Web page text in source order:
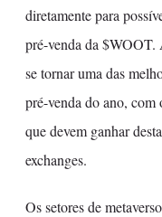
diretamente para
pré-venda da $WOOT.
se tornar uma das
pré-venda do ano,
que devem ganhar
exchanges.
Os setores de